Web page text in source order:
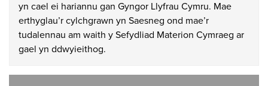
yn cael ei hariannu gan Gyngor Llyfrau Cymru. Mae
erthyglau’r cylchgrawn yn Saesneg ond mae’r
tudalennau am waith y Sefydliad Materion Cymraeg ar
gael yn ddwyieithog.